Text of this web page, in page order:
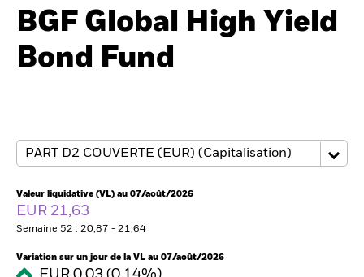
BlackRock
Notre société
BGF Global High Yield
Bond Fund
Valeur liquidative (VL) au 07/août/2026
EUR 21,63
Semaine 52 : 20,87 - 21,64
Variation sur un jour de la VL au 07/août/2026